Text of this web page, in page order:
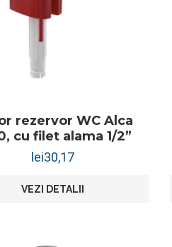
rezervor WC Alca
cu filet alama 1/2”
lei30,17
VEZI DETALII